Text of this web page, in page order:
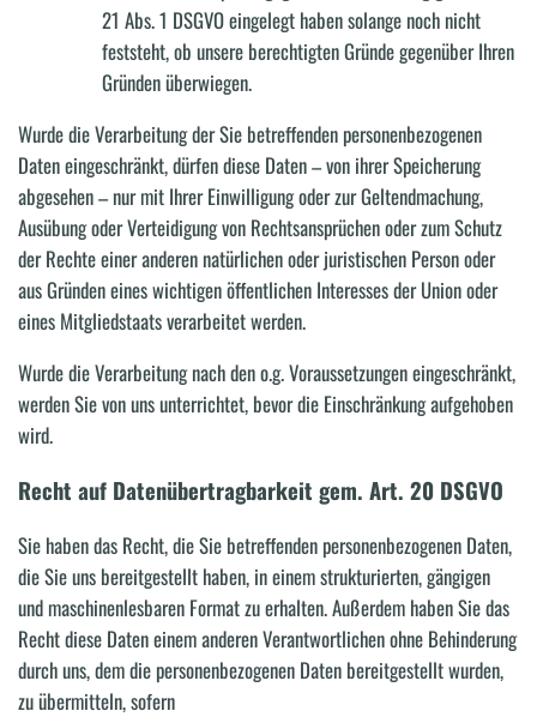
21 Abs. 1 DSGVO eingelegt haben solange noch nicht
feststeht, ob unsere berechtigten Gründe gegenüber Ihren
Gründen überwiegen.
Wurde die Verarbeitung der Sie betreffenden personenbezogenen
Daten eingeschränkt, dürfen diese Daten – von ihrer Speicherung
abgesehen – nur mit Ihrer Einwilligung oder zur Geltendmachung,
Ausübung oder Verteidigung von Rechtsansprüchen oder zum Schutz
der Rechte einer anderen natürlichen oder juristischen Person oder
aus Gründen eines wichtigen öffentlichen Interesses der Union oder
eines Mitgliedstaats verarbeitet werden.
Wurde die Verarbeitung nach den o.g. Voraussetzungen eingeschränkt,
werden Sie von uns unterrichtet, bevor die Einschränkung aufgehoben
wird.
Recht auf Datenübertragbarkeit gem. Art. 20 DSGVO
Sie haben das Recht, die Sie betreffenden personenbezogenen Daten,
die Sie uns bereitgestellt haben, in einem strukturierten, gängigen
und maschinenlesbaren Format zu erhalten. Außerdem haben Sie das
Recht diese Daten einem anderen Verantwortlichen ohne Behinderung
durch uns, dem die personenbezogenen Daten bereitgestellt wurden,
zu übermitteln, sofern